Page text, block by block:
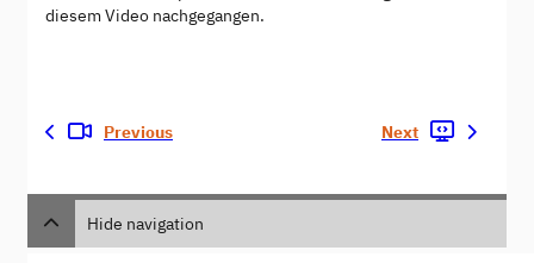
diesem Video nachgegangen.
Previous Next
Hide navigation